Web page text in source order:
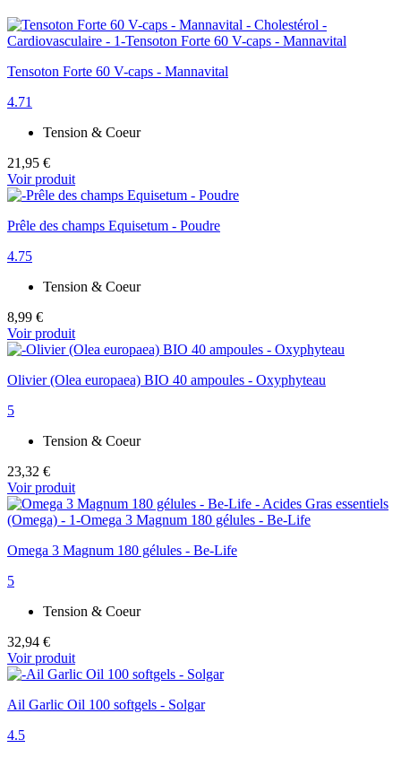
Tensoton Forte 60 V-caps - Mannavital
4.71
Tension & Coeur
21,95 €
Voir produit
Prêle des champs Equisetum - Poudre
4.75
Tension & Coeur
8,99 €
Voir produit
Olivier (Olea europaea) BIO 40 ampoules - Oxyphyteau
5
Tension & Coeur
23,32 €
Voir produit
Omega 3 Magnum 180 gélules - Be-Life
5
Tension & Coeur
32,94 €
Voir produit
Ail Garlic Oil 100 softgels - Solgar
4.5